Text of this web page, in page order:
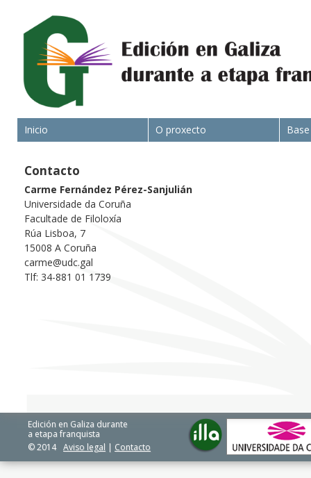
Inicio O proxecto
Contacto
Carme Fernández Pérez-Sanjulián
Universidade da Coruña
Facultade de Filoloxía
Rúa Lisboa, 7
15008 A Coruña
carme@udc.gal
Tlf: 34-881 01 1739
Edición en Galiza durante
a etapa franquista
© 2014 Aviso legal | Contacto